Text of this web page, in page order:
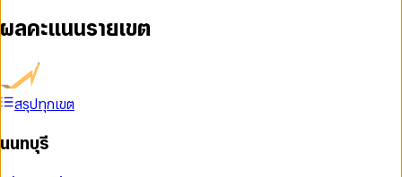
ผลคะแนนรายเขต
สรุปทุกเขต
นนทบุรี